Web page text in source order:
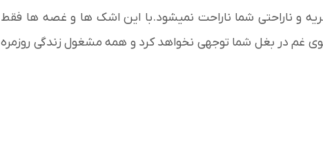
و ناراحتی شما ناراحت نمیشود.با این اشک ها و غصه ها فقط
غم در بغل شما توجهی نخواهد کرد و همه مشغول زندگی روزمره